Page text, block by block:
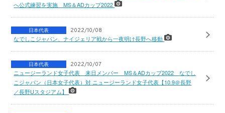
へ公式練習を実施 MS＆ADカップ2022
日本代表 2022/10/08
なでしこジャパン、ナイジェリア戦から一夜明け長野へ移動
日本代表 2022/10/07
ニュージーランド女子代表 来日メンバー MS＆ADカップ2022 なでし
こジャパン（日本女子代表）対 ニュージーランド女子代表【10.9＠長野
／長野Uスタジアム】